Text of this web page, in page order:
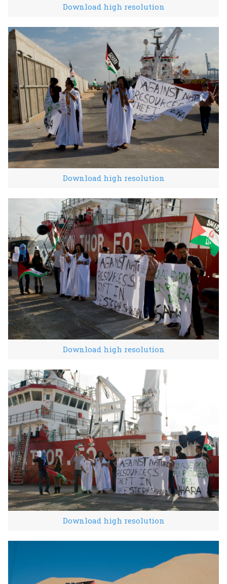
Download high resolution
Download high resolution
Download high resolution
Download high resolution